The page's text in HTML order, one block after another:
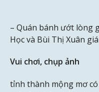
– Quán bánh ướt lòng
Học và Bùi Thị Xuân
Vui chơi, chụp ảnh
tỉnh thành mộng mơ